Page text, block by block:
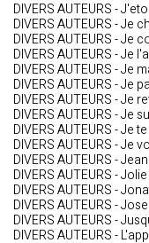
DIVERS AUTEURS -
DIVERS AUTEURS - Je
DIVERS AUTEURS - Je
DIVERS AUTEURS - Je
DIVERS AUTEURS - Je
DIVERS AUTEURS - Je
DIVERS AUTEURS - Je
DIVERS AUTEURS - Je
DIVERS AUTEURS - Je
DIVERS AUTEURS - Je
DIVERS AUTEURS -
DIVERS AUTEURS -
DIVERS AUTEURS -
DIVERS AUTEURS -
DIVERS AUTEURS -
DIVERS AUTEURS -